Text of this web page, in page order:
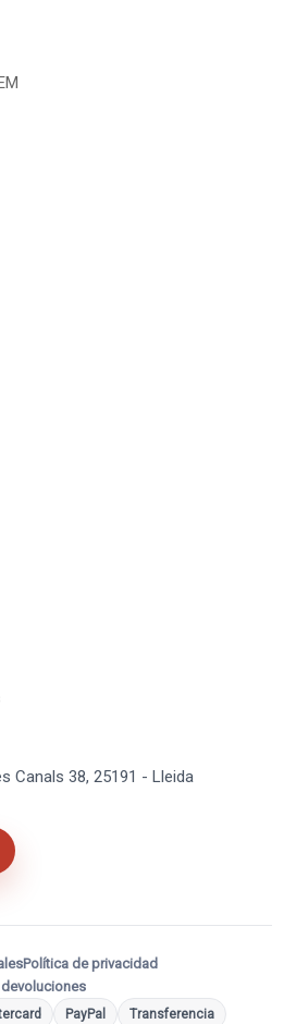
Canals 38, 25191 - Lleida
Política de privacidad
PayPal Transferencia